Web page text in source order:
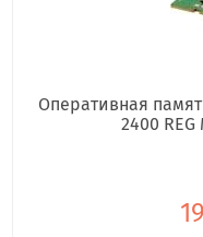
Оперативная
2400 REG